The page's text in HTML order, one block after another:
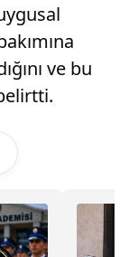
ve bu